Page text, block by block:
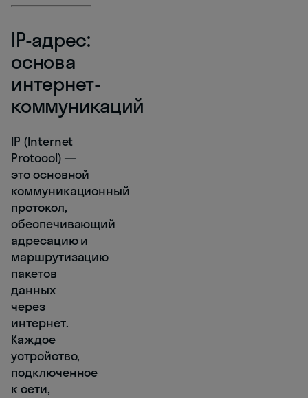
IP-адрес:
основа
интернет-
коммуникаций
IP (Internet
Protocol) —
это основной
коммуникационный
протокол,
обеспечивающий
адресацию и
маршрутизацию
пакетов
данных
через
интернет.
Каждое
устройство,
подключенное
к сети,